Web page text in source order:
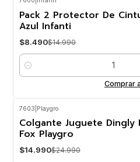
-43%
Pack 2 Protector De
Azul Infanti
$8.490$14.990
Cantidad
Comprar
-40% OFF
7603 Playgro
Colgante Juguete
Fox Playgro
$14.990$24.990